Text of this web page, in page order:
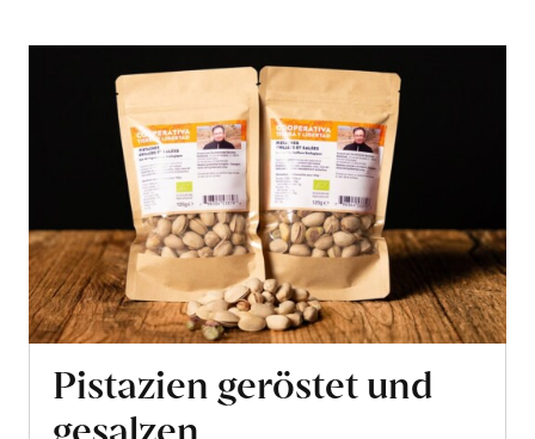
Pistazien geröstet und
gesalzen